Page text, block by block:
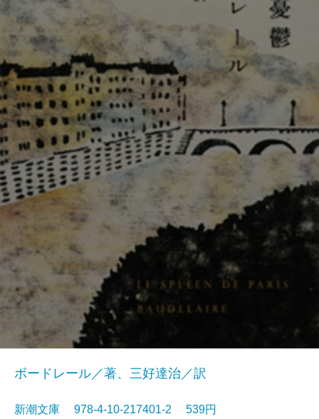
ボードレール／著、三好達治／訳
新潮文庫 978-4-10-217401-2 539円